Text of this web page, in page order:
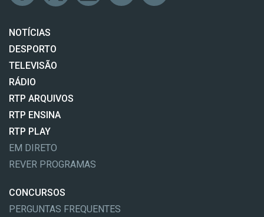
NOTÍCIAS
DESPORTO
TELEVISÃO
RÁDIO
RTP ARQUIVOS
RTP ENSINA
RTP PLAY
EM DIRETO
REVER PROGRAMAS
CONCURSOS
PERGUNTAS FREQUENTES